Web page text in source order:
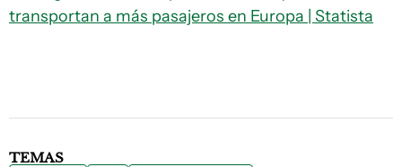
TEMAS